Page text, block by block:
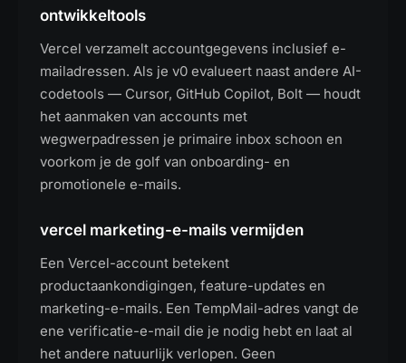
ontwikkeltools
Vercel verzamelt accountgegevens inclusief e-
mailadressen. Als je v0 evalueert naast andere AI-
codetools — Cursor, GitHub Copilot, Bolt — houdt
het aanmaken van accounts met
wegwerpadressen je primaire inbox schoon en
voorkom je de golf van onboarding- en
promotionele e-mails.
vercel marketing-e-mails vermijden
Een Vercel-account betekent
productaankondigingen, feature-updates en
marketing-e-mails. Een TempMail-adres vangt de
ene verificatie-e-mail die je nodig hebt en laat al
het andere natuurlijk verlopen. Geen